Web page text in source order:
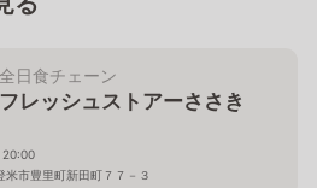
全日食チェーン
フレッシュストアーささき
20:00
米市豊里町新田町７７－３